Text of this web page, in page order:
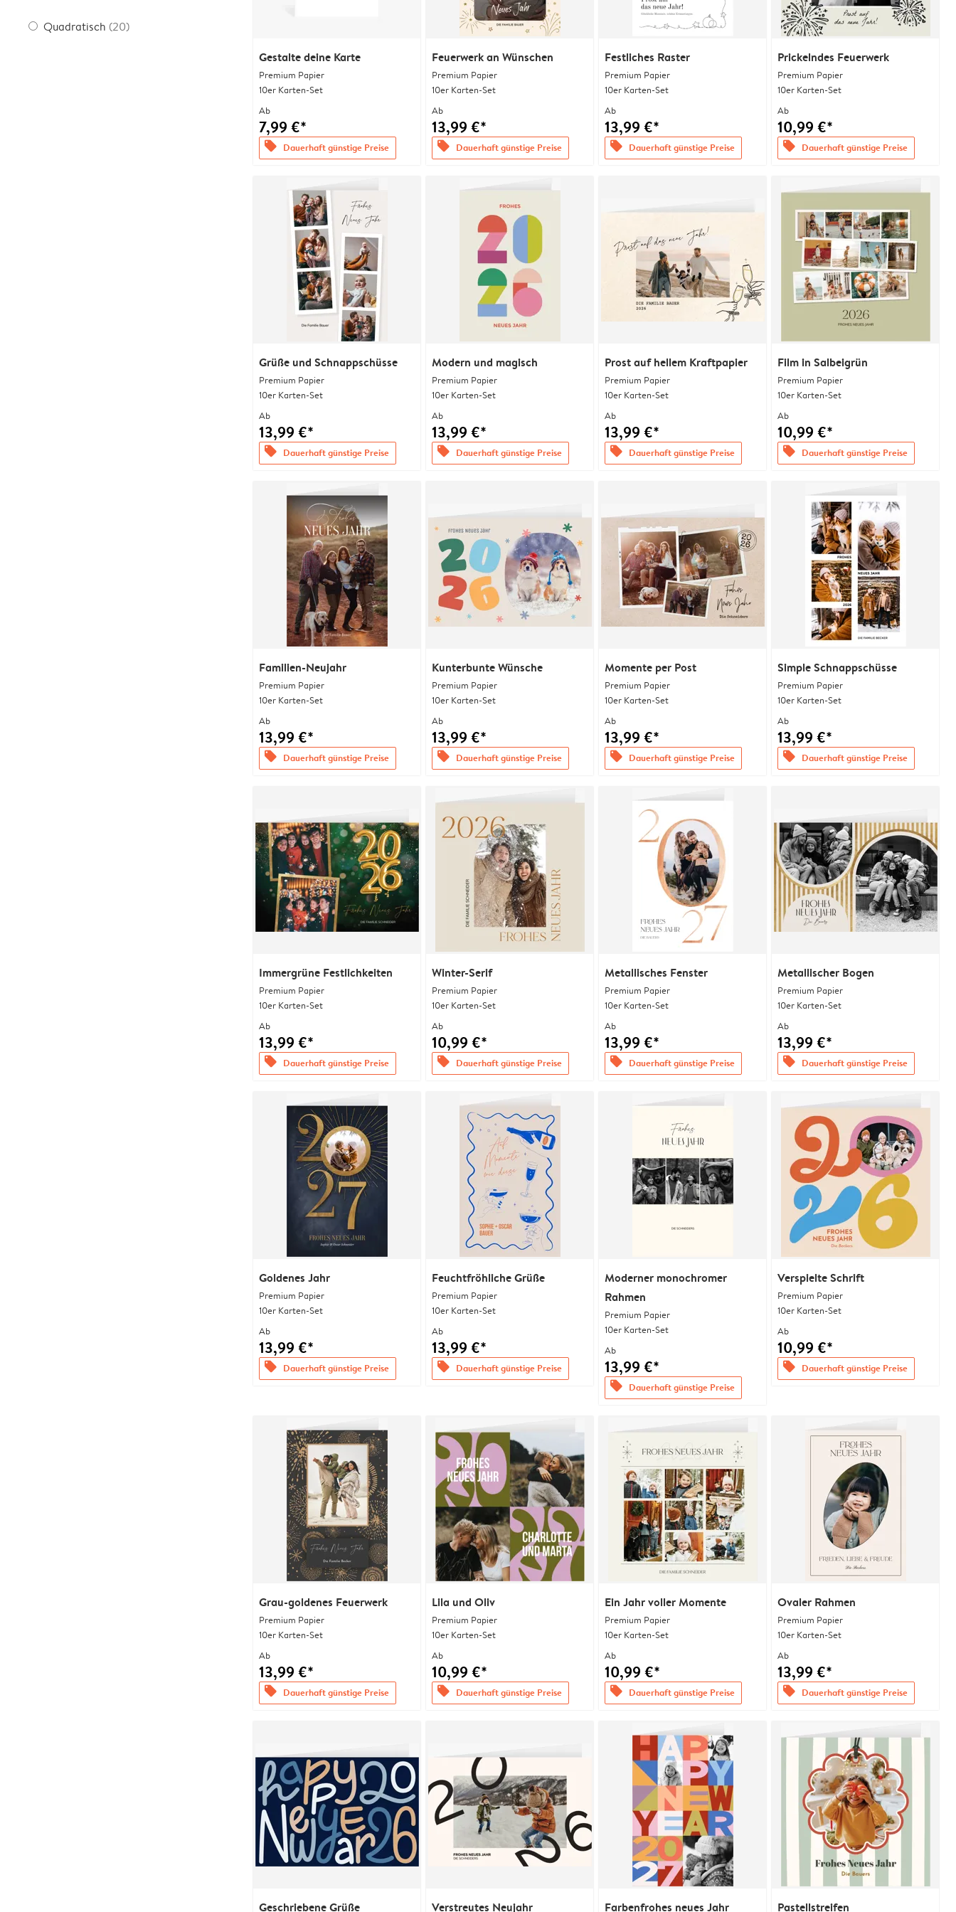
Quadratisch (20)
Gestalte deine Karte
Premium Papier
10er Karten-Set
Ab
7,99 €*
offers Dauerhaft günstige Preise
Feuerwerk an Wünschen
Premium Papier
10er Karten-Set
Ab
13,99 €*
offers Dauerhaft günstige Preise
Festliches Raster
Premium Papier
10er Karten-Set
Ab
13,99 €*
offers Dauerhaft günstige Preise
Prickelndes Feuerwerk
Premium Papier
10er Karten-Set
Ab
10,99 €*
offers Dauerhaft günstige Preise
Grüße und Schnappschüsse
Premium Papier
10er Karten-Set
Ab
13,99 €*
offers Dauerhaft günstige Preise
Modern und magisch
Premium Papier
10er Karten-Set
Ab
13,99 €*
offers Dauerhaft günstige Preise
Prost auf hellem Kraftpapier
Premium Papier
10er Karten-Set
Ab
13,99 €*
offers Dauerhaft günstige Preise
Film in Salbeigrün
Premium Papier
10er Karten-Set
Ab
10,99 €*
offers Dauerhaft günstige Preise
Familien-Neujahr
Premium Papier
10er Karten-Set
Ab
13,99 €*
offers Dauerhaft günstige Preise
Kunterbunte Wünsche
Premium Papier
10er Karten-Set
Ab
13,99 €*
offers Dauerhaft günstige Preise
Momente per Post
Premium Papier
10er Karten-Set
Ab
13,99 €*
offers Dauerhaft günstige Preise
Simple Schnappschüsse
Premium Papier
10er Karten-Set
Ab
13,99 €*
offers Dauerhaft günstige Preise
Immergrüne Festlichkeiten
Premium Papier
10er Karten-Set
Ab
13,99 €*
offers Dauerhaft günstige Preise
Winter-Serif
Premium Papier
10er Karten-Set
Ab
10,99 €*
offers Dauerhaft günstige Preise
Metallisches Fenster
Premium Papier
10er Karten-Set
Ab
13,99 €*
offers Dauerhaft günstige Preise
Metallischer Bogen
Premium Papier
10er Karten-Set
Ab
13,99 €*
offers Dauerhaft günstige Preise
Goldenes Jahr
Premium Papier
10er Karten-Set
Ab
13,99 €*
offers Dauerhaft günstige Preise
Feuchtfröhliche Grüße
Premium Papier
10er Karten-Set
Ab
13,99 €*
offers Dauerhaft günstige Preise
Moderner monochromer
Rahmen
Premium Papier
10er Karten-Set
Ab
13,99 €*
offers Dauerhaft günstige Preise
Verspielte Schrift
Premium Papier
10er Karten-Set
Ab
10,99 €*
offers Dauerhaft günstige Preise
Grau-goldenes Feuerwerk
Premium Papier
10er Karten-Set
Ab
13,99 €*
offers Dauerhaft günstige Preise
Lila und Oliv
Premium Papier
10er Karten-Set
Ab
10,99 €*
offers Dauerhaft günstige Preise
Ein Jahr voller Momente
Premium Papier
10er Karten-Set
Ab
10,99 €*
offers Dauerhaft günstige Preise
Ovaler Rahmen
Premium Papier
10er Karten-Set
Ab
13,99 €*
offers Dauerhaft günstige Preise
Geschriebene Grüße Verstreutes Neujahr Farbenfrohes neues Jahr Pastellstreifen